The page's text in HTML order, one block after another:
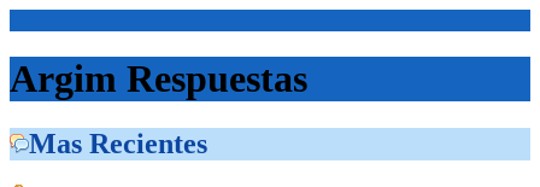
Argim Respuestas
Mas Recientes